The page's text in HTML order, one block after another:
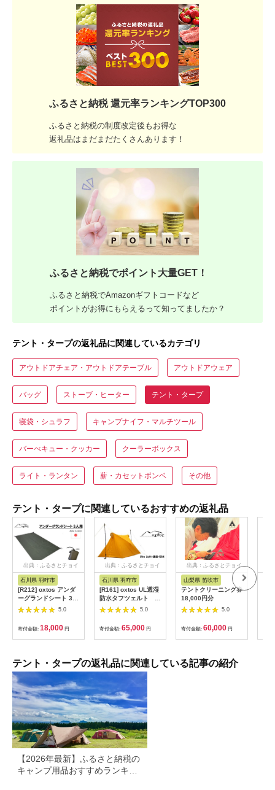
ふるさと納税 還元率ランキングTOP300
ふるさと納税の制度改定後もお得な
返礼品はまだまだたくさんあります！
ふるさと納税でポイント大量GET！
ふるさと納税でAmazonギフトコードなど
ポイントがお得にもらえるって知ってましたか？
テント・タープの返礼品に関連しているカテゴリ
アウトドアチェア・アウトドアテーブル アウトドアウェア
バッグ ストーブ・ヒーター テント・タープ
寝袋・シュラフ キャンプナイフ・マルチツール
バーべキュー・クッカー クーラーボックス
ライト・ランタン 薪・カセットボンベ その他
テント・タープに関連しているおすすめの返礼品
出典：ふるさとチョイ
ス
石川県 羽咋市
[R212] oxtos アンダ
ーグランドシート 3人
用
5.0
寄付金額: 18,000 円
出典：ふるさとチョイ
ス
石川県 羽咋市
[R161] oxtos UL透湿
防水タフツェルト レ
ギュラー
5.0
寄付金額: 65,000 円
出典：ふるさとチョイ
山梨県 笛吹市
テントクリーニング券
18,000円分
5.0
寄付金額: 60,000 円
テント・タープの返礼品に関連している記事の紹介
【2026年最新】ふるさと納税の
キャンプ用品おすすめランキン